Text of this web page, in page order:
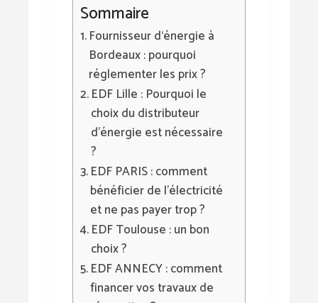
Sommaire
Fournisseur d‘énergie à
Bordeaux : pourquoi
réglementer les prix ?
EDF Lille : Pourquoi le
choix du distributeur
d’énergie est nécessaire
?
EDF PARIS : comment
bénéficier de l’électricité
et ne pas payer trop ?
EDF Toulouse : un bon
choix ?
EDF ANNECY : comment
financer vos travaux de